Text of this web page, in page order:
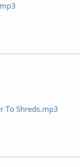
To Shreds.mp3